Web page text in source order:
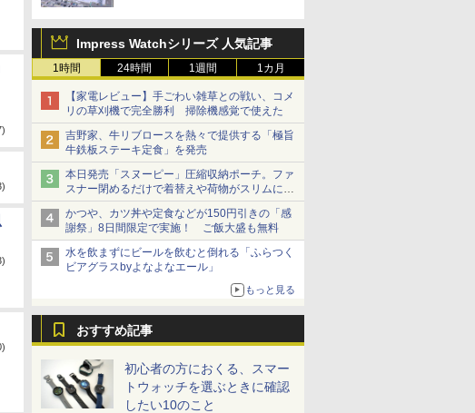
Impress Watchシリーズ 人気記事
1時間 24時間 1週間 1カ月
【家電レビュー】手ごわい雑草との戦い、コメ
リの草刈機で完全勝利 掃除機感覚で使えた
吉野家、牛リブロースを熱々で提供する「極旨
牛鉄板ステーキ定食」を発売
本日発売「スヌーピー」圧縮収納ポーチ。ファ
スナー閉めるだけで着替えや荷物がスリムにま
とまる
かつや、カツ丼や定食などが150円引きの「感
謝祭」8日間限定で実施！ ご飯大盛も無料
水を飲まずにビールを飲むと倒れる「ふらつく
ビアグラスbyよなよなエール」
もっと見る
おすすめ記事
初心者の方におくる、スマー
トウォッチを選ぶときに確認
したい10のこと